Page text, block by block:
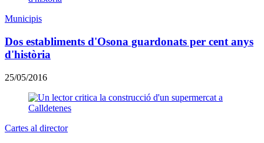
Municipis
Dos establiments d'Osona guardonats per cent anys
d'història
25/05/2016
Cartes al director